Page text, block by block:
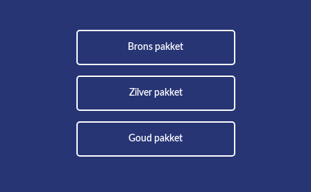
Brons pakket
Zilver pakket
Goud pakket